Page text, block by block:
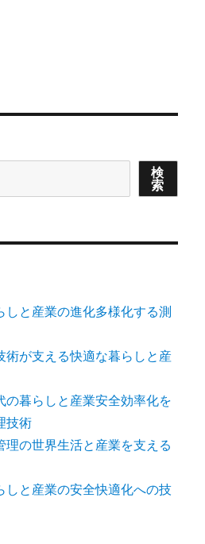
検
索
しと産業の進化多様化する測
術が支える快適な暮らしと産
の暮らしと産業安全効率化を
技術
理の世界生活と産業を支える
しと産業の安全快適化への技